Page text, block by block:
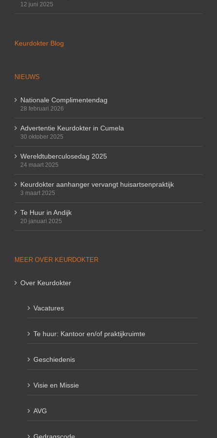
12 juni 2025
Keurdokter Blog
NIEUWS
Nationale Complimentendag
28 februari 2026
Advertentie Keurdokter in Cumela
30 oktober 2025
Wereldtuberculosedag 2025
24 maart 2025
Keurdokter aanhanger vervangt huisartsenpraktijk
3 maart 2025
Te Huur in Andijk
20 januari 2025
MEER OVER KEURDOKTER
Over Keurdokter
Vacatures
Te huur: Kantoor en/of praktijkruimte
Geschiedenis
Visie en Missie
AVG
Gedragscode